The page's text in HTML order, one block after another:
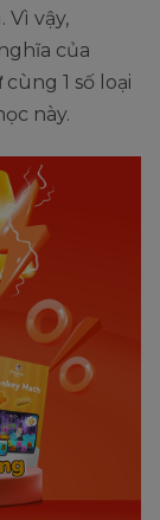
vậy,
của
cùng 1 số loại
này.